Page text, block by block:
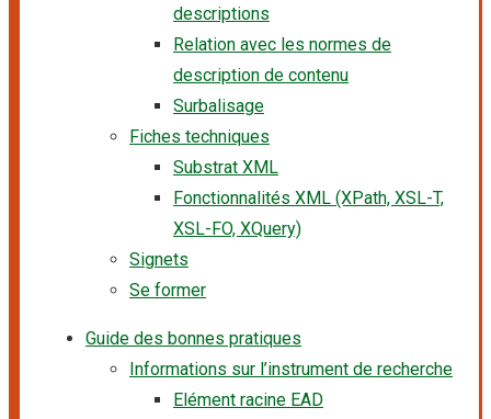
descriptions
Relation avec les normes de
description de contenu
Surbalisage
Fiches techniques
Substrat XML
Fonctionnalités XML (XPath, XSL-T,
XSL-FO, XQuery)
Signets
Se former
Guide des bonnes pratiques
Informations sur l’instrument de recherche
Elément racine EAD